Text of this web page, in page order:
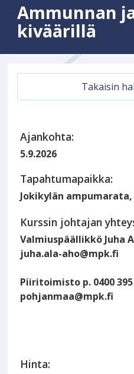
Ammunnan
kiväärillä
Takaisin
Ajankohta:
5.9.2026
Tapahtumapaikka:
Jokikylän
Kurssin johtajan
Valmiuspäällikkö Juha
juha.ala-aho@mpk.fi
Piiritoimisto p. 0400 395
pohjanmaa@mpk.fi
Hinta: